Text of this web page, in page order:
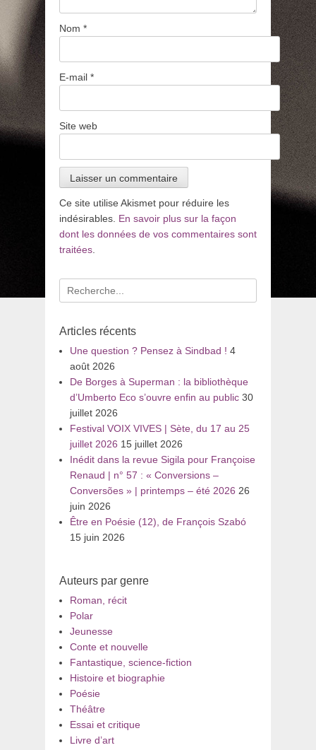
Nom *
E-mail *
Site web
Ce site utilise Akismet pour réduire les
indésirables. En savoir plus sur la façon
dont les données de vos commentaires sont
traitées
Recherche
pour
Articles récents
Une question ? Pensez à Sindbad ! 4
août 2026
De Borges à Superman : la bibliothèque
d’Umberto Eco s’ouvre enfin au public 30
juillet 2026
Festival VOIX VIVES | Sète, du 17 au 25
juillet 2026 15 juillet 2026
Inédit dans la revue Sigila pour Françoise
Renaud | n° 57 : « Conversions –
Conversões » | printemps – été 2026 26
juin 2026
Être en Poésie (12), de François Szabó
15 juin 2026
Auteurs par genre
Roman, récit
Polar
Jeunesse
Conte et nouvelle
Fantastique, science-fiction
Histoire et biographie
Poésie
Théâtre
Essai et critique
Livre d’art